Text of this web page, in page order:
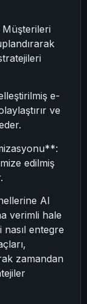
e-
ve
edilmiş
AI
verimli hale
entegre
zamandan